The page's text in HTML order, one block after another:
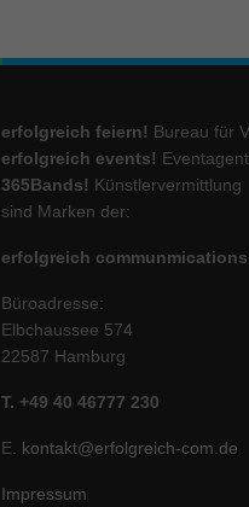
erfolgreich feiern! Bureau für
erfolgreich events!
365Bands! Künstlervermittlung
sind Marken der:
erfolgreich communmications
Büroadresse:
Elbchaussee 574
22587 Hamburg
T. +49 40 46777 230
E. kontakt@erfolgreich-com.de
Impressum